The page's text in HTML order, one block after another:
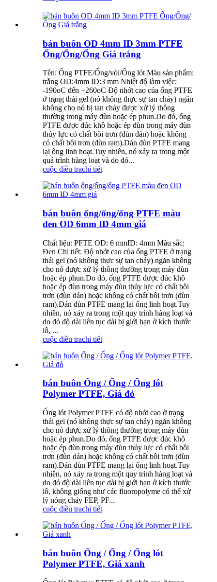
bán buôn OD 4mm ID 3mm PTFE
Ống/Ống/Ống Giá trắng
Tên: Ống PTFE/Ống/vòi/Ống lót Màu sản phẩm:
trắng OD:4mm ID:3 mm Nhiệt độ làm việc:
-190oC đến +260oC Độ nhớt cao của ống PTFE
ở trạng thái gel (nó không thực sự tan chảy) ngăn
không cho nó bị tan chảy được xử lý thông
thường trong máy đùn hoặc ép phun.Do đó, ống
PTFE được đúc khô hoặc ép đùn trong máy đùn
thủy lực có chất bôi trơn (đùn dán) hoặc không
có chất bôi trơn (đùn ram).Dán đùn PTFE mang
lại ống linh hoạt.Tuy nhiên, nó xảy ra trong một
quá trình hàng loạt và do đó...
cuộc điều trachi tiết
bán buôn ống/ống/ống PTFE màu
đen OD 6mm ID 4mm giá
Chất liệu: PFTE OD: 6 mmID: 4mm Màu sắc:
Đen Chi tiết: Độ nhớt cao của ống PTFE ở trạng
thái gel (nó không thực sự tan chảy) ngăn không
cho nó được xử lý thông thường trong máy đùn
hoặc ép phun.Do đó, ống PTFE được đúc khô
hoặc ép đùn trong máy đùn thủy lực có chất bôi
trơn (đùn dán) hoặc không có chất bôi trơn (đùn
ram).Dán đùn PTFE mang lại ống linh hoạt.Tuy
nhiên, nó xảy ra trong một quy trình hàng loạt và
do đó độ dài liên tục dài bị giới hạn ở kích thước
lô, ...
cuộc điều trachi tiết
bán buôn Ống / Ống / Ống lót
Polymer PTFE, Giá đỏ
Ống lót Polymer PTFE có độ nhớt cao ở trạng
thái gel (nó không thực sự tan chảy) ngăn không
cho nó được xử lý thông thường trong máy đùn
hoặc ép phun.Do đó, ống PTFE được đúc khô
hoặc ép đùn trong máy đùn thủy lực có chất bôi
trơn (đùn dán) hoặc không có chất bôi trơn (đùn
ram).Dán đùn PTFE mang lại ống linh hoạt.Tuy
nhiên, nó xảy ra trong một quy trình hàng loạt và
do đó độ dài liên tục dài bị giới hạn ở kích thước
lô, không giống như các fluoropolyme có thể xử
lý nóng chảy FEP, PF...
cuộc điều trachi tiết
bán buôn Ống / Ống / Ống lót
Polymer PTFE, Giá xanh